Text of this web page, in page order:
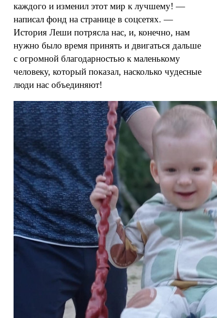
каждого и изменил этот мир к лучшему! —
написал фонд на странице в соцсетях. —
История Леши потрясла нас, и, конечно, нам
нужно было время принять и двигаться дальше
с огромной благодарностью к маленькому
человеку, который показал, насколько чудесные
люди нас объединяют!